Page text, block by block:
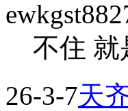
不住 就
26-3-7天